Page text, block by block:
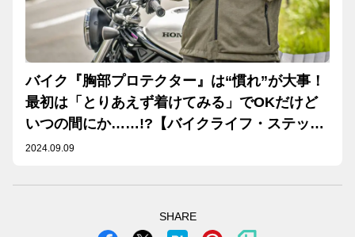
バイク『胸部プロテクター』は“慣れ”が大事！
最初は「とりあえず着けてみる」でOKだけど
いつの間にか……!?【バイクライフ・ステップ
アップ講座／胸部プロテクター】【Safety】
2024.09.09
SHARE